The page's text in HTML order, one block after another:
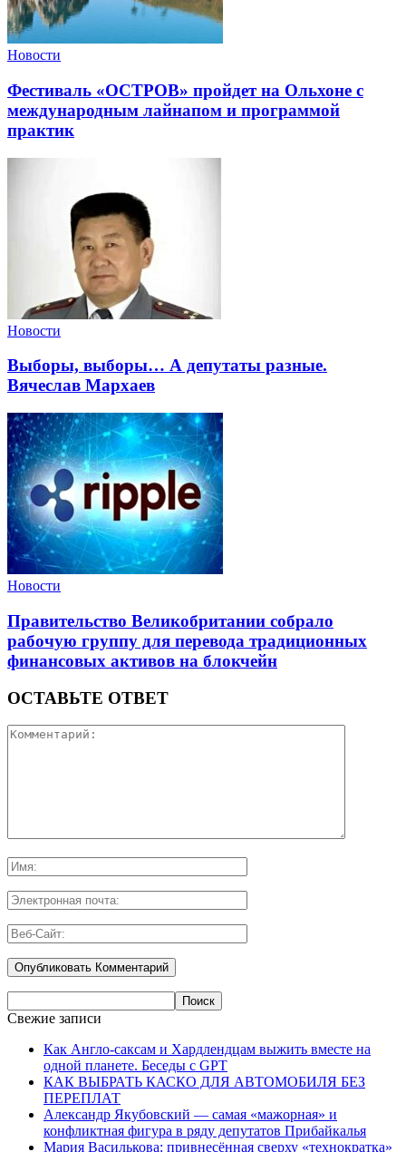
Новости
Фестиваль «ОСТРОВ» пройдет на Ольхоне с
международным лайнапом и программой
практик
Новости
Выборы, выборы… А депутаты разные.
Вячеслав Мархаев
Новости
Правительство Великобритании собрало
рабочую группу для перевода традиционных
финансовых активов на блокчейн
ОСТАВЬТЕ ОТВЕТ
Свежие записи
Как Англо-саксам и Хардлендцам выжить вместе на
одной планете. Беседы с GPT
КАК ВЫБРАТЬ КАСКО ДЛЯ АВТОМОБИЛЯ БЕЗ
ПЕРЕПЛАТ
Александр Якубовский — самая «мажорная» и
конфликтная фигура в ряду депутатов Прибайкалья
Мария Василькова: привнесённая сверху «технократка»